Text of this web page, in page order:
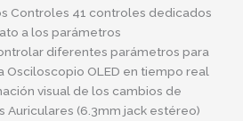
Controles 41 controles dedicados
a los parámetros
diferentes parámetros para
Osciloscopio OLED en tiempo real
visual de los cambios de
(6.3mm jack estéreo)